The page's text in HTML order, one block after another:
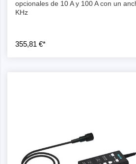
opcionales de 10 A y 100 A con un
KHz
355,81 €*